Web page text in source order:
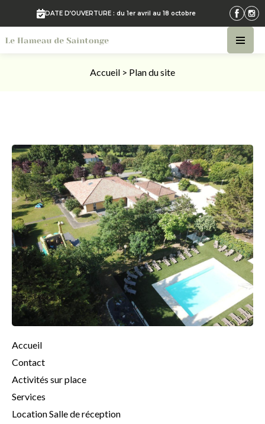
DATE D’OUVERTURE : du 1er avril au 18 octobre
Accueil > Plan du site
Accueil
Contact
Activités sur place
Services
Location Salle de réception